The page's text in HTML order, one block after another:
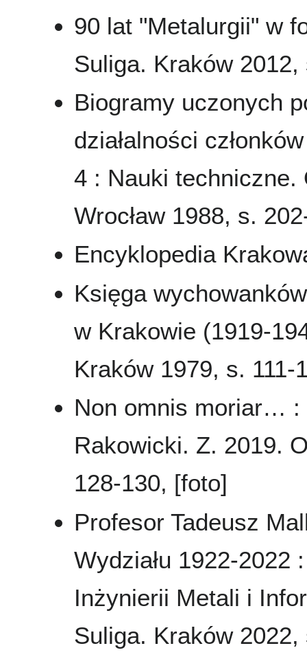
90 lat "Metalurgii" w
Suliga. Kraków
Biogramy uczonych
działalności
4 : Nauki techniczne.
Wrocław 1988, s.
Encyklopedia
Księga
w Krakowie (1919-
Kraków 1979, s. 111-
Non omnis moriar… :
Rakowicki. Z. 2019.
128-130, [foto]
Profesor Tadeusz
Wydziału 1922-2022
Inżynierii Metali i
Suliga. Kraków